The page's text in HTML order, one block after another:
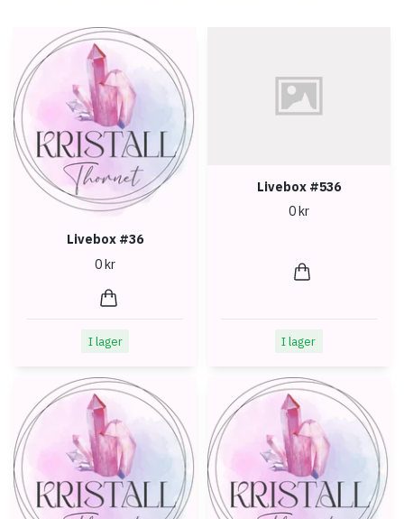
Livebox #36
0 kr
I lager
Livebox #536
0 kr
I lager